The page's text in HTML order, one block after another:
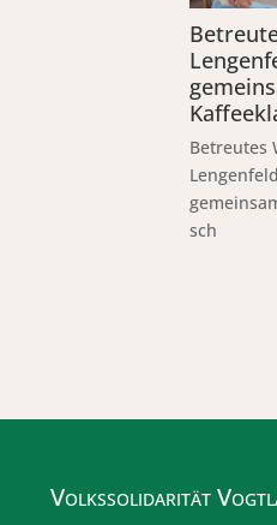
Betreutes
sch
Volkssolidarität